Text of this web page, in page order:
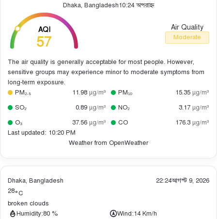
Dhaka, Bangladesh10:24 অপরাহ্ন
AQI
57
Air Quality
Moderate
The air quality is generally acceptable for most people. However,
sensitive groups may experience minor to moderate symptoms from
long-term exposure.
PM₂.₅
11.98 µg/m³ PM₁₀ 15.35 µg/m³
SO₂
0.89 µg/m³ NO₂ 3.17 µg/m³
O₃
37.56 µg/m³ CO 176.3 µg/m³
Last updated: 10:20 PM
Weather from OpenWeather
Dhaka, Bangladesh 22:24আগস্ট 9, 2026
28°C
broken clouds
Humidity:80 % Wind:14 Km/h